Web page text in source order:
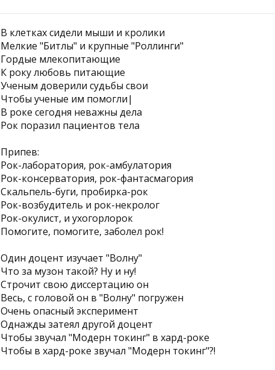
В клетках сидели мыши и кролики
Мелкие "Битлы" и крупные "Роллинги"
Гордые млекопитающие
К року любовь питающие
Ученым доверили судьбы свои
Чтобы ученые им помогли|
В роке сегодня неважны дела
Рок поразил пациентов тела
Припев:
Рок-лаборатория, рок-амбулатория
Рок-консерватория, рок-фантасмагория
Скальпель-буги, пробирка-рок
Рок-возбудитель и рок-некролог
Рок-окулист, и ухогорлорок
Помогите, помогите, заболел рок!
Один доцент изучает "Волну"
Что за музон такой? Ну и ну!
Строчит свою диссертацию он
Весь, с головой он в "Волну" погружен
Очень опасный эксперимент
Однажды затеял другой доцент
Чтобы звучал "Модерн токинг" в хард-роке
Чтобы в хард-роке звучал "Модерн токинг"?!